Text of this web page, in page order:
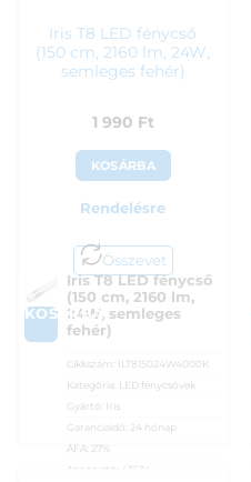
Iris T8 LED fénycső
(150 cm, 2160 lm, 24W,
semleges fehér)
1 990 Ft
KOSÁRBA
Rendelésre
Összevet
KOSÁRBA
Iris T8 LED fénycső
(150 cm, 2160 lm,
24W, semleges
fehér)
Cikkszám: ILT815024W4000K
Kategória: LED fénycsövek
Gyártó: Iris
Garanciaidő:
24 hónap
ÁFA:
27%
Azonosító:
43534